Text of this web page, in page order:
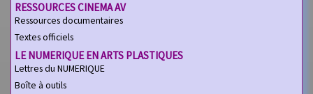
RESSOURCES CINEMA AV
Ressources documentaires
Textes officiels
LE NUMERIQUE EN ARTS PLASTIQUES
Lettres du NUMERIQUE
Boîte à outils